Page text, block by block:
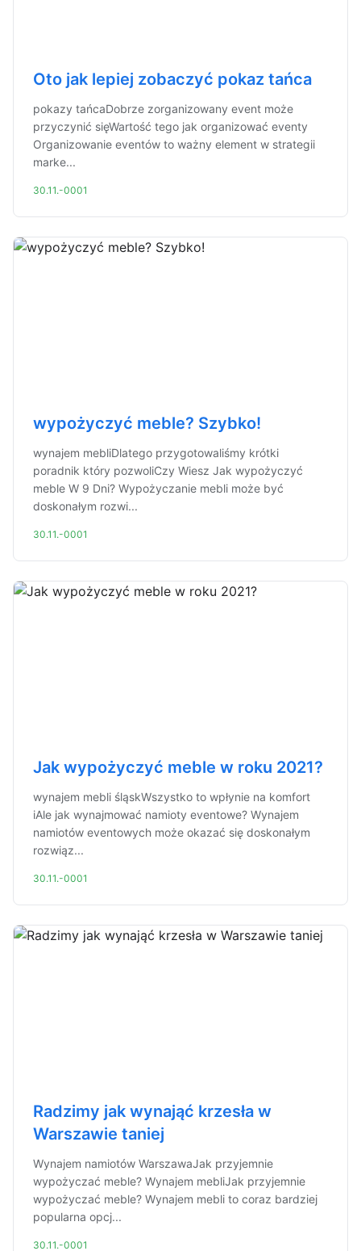
Oto jak lepiej zobaczyć pokaz tańca
pokazy tańcaDobrze zorganizowany event może
przyczynić sięWartość tego jak organizować eventy
Organizowanie eventów to ważny element w strategii
marke...
30.11.-0001
wypożyczyć meble? Szybko!
wynajem mebliDlatego przygotowaliśmy krótki
poradnik który pozwoliCzy Wiesz Jak wypożyczyć
meble W 9 Dni? Wypożyczanie mebli może być
doskonałym rozwi...
30.11.-0001
Jak wypożyczyć meble w roku 2021?
wynajem mebli śląskWszystko to wpłynie na komfort
iAle jak wynajmować namioty eventowe? Wynajem
namiotów eventowych może okazać się doskonałym
rozwiąz...
30.11.-0001
Radzimy jak wynająć krzesła w
Warszawie taniej
Wynajem namiotów WarszawaJak przyjemnie
wypożyczać meble? Wynajem mebliJak przyjemnie
wypożyczać meble? Wynajem mebli to coraz bardziej
popularna opcj...
30.11.-0001